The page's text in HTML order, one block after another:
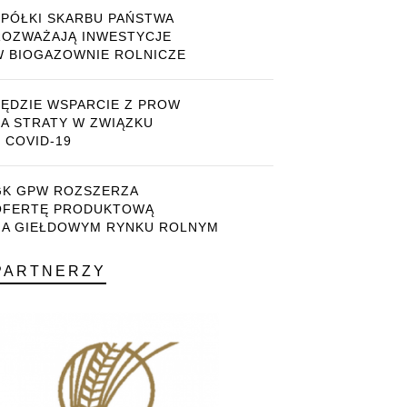
SKARBU PAŃSTWA
INWESTYCJE
BIOGAZOWNIE ROLNICZE
WSPARCIE Z PROW
STRATY W ZWIĄZKU
COVID-19
GPW ROZSZERZA
PRODUKTOWĄ
GIEŁDOWYM RYNKU ROLNYM